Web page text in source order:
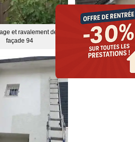
et ravalement de
façade 94
Nettoyage de